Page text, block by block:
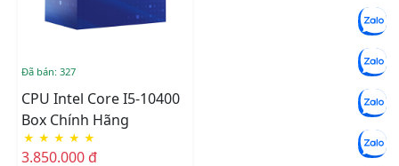
Đã bán: 327
CPU Intel Core I5-10400
Box Chính Hãng
★ ★ ★ ★ ★
3.850.000 đ